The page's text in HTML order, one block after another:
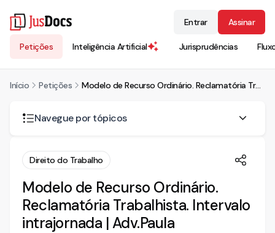
Petições Inteligência Artificial Jurisprudências
Entrar Assinar
Início Petições Modelo de Recurso Ordinário. Reclamatória Trabalhista. Intervalo intrajornada | Adv.Paula
Navegue por tópicos
RECURSO ORDINÁRIO
DO DIVISOR
DO INTERVALO
Direito do Trabalho
Modelo de Recurso Ordinário.
Reclamatória Trabalhista. Intervalo
intrajornada | Adv.Paula